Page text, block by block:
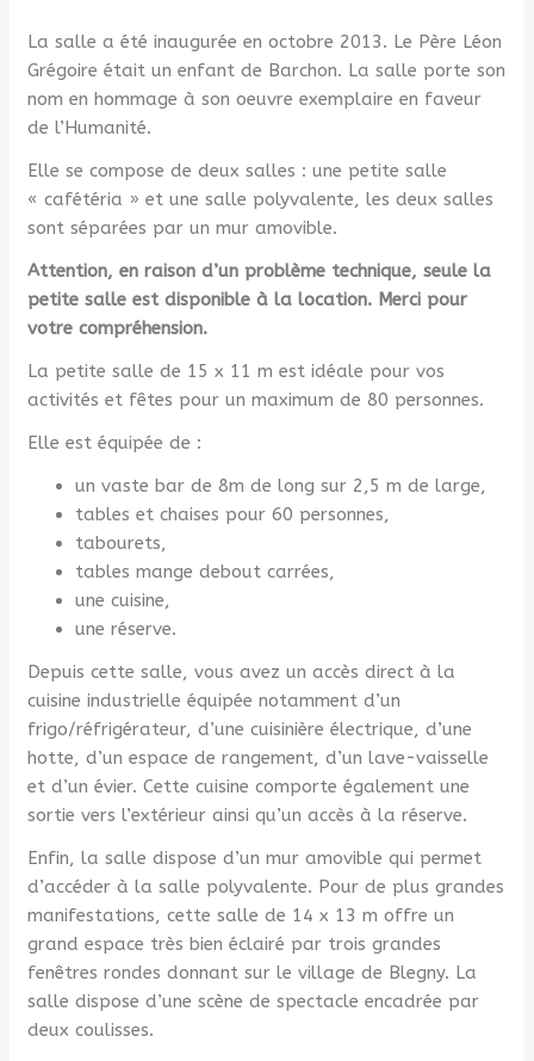
La salle a été inaugurée en octobre 2013. Le Père Léon
Grégoire était un enfant de Barchon. La salle porte son
nom en hommage à son oeuvre exemplaire en faveur
de l’Humanité.
Elle se compose de deux salles : une petite salle
« cafétéria » et une salle polyvalente, les deux salles
sont séparées par un mur amovible.
Attention, en raison d’un problème technique, seule la
petite salle est disponible à la location. Merci pour
votre compréhension.
La petite salle de 15 x 11 m est idéale pour vos
activités et fêtes pour un maximum de 80 personnes.
Elle est équipée de :
un vaste bar de 8m de long sur 2,5 m de large,
tables et chaises pour 60 personnes,
tabourets,
tables mange debout carrées,
une cuisine,
une réserve.
Depuis cette salle, vous avez un accès direct à la
cuisine industrielle équipée notamment d’un
frigo/réfrigérateur, d’une cuisinière électrique, d’une
hotte, d’un espace de rangement, d’un lave-vaisselle
et d’un évier. Cette cuisine comporte également une
sortie vers l’extérieur ainsi qu’un accès à la réserve.
Enfin, la salle dispose d’un mur amovible qui permet
d’accéder à la salle polyvalente. Pour de plus grandes
manifestations, cette salle de 14 x 13 m offre un
grand espace très bien éclairé par trois grandes
fenêtres rondes donnant sur le village de Blegny. La
salle dispose d’une scène de spectacle encadrée par
deux coulisses.